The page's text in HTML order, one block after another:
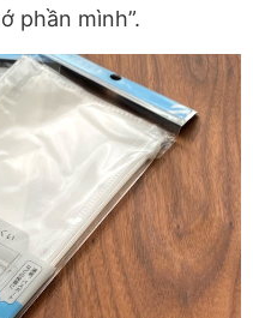
phần mình”.